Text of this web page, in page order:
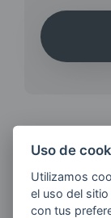
LAS
Uso de
Utilizamos
el uso del
con tus